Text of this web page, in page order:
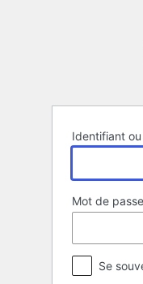
Identifiant
Mot de passe
Se